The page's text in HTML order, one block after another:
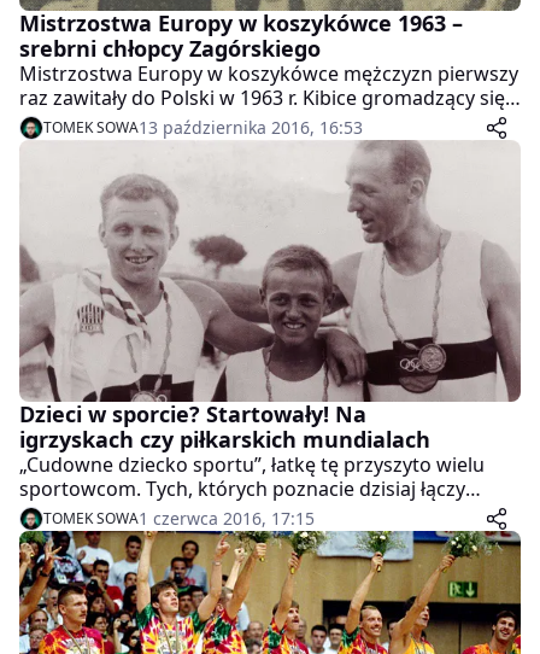
Mistrzostwa Europy w koszykówce 1963 –
srebrni chłopcy Zagórskiego
Mistrzostwa Europy w koszykówce mężczyzn pierwszy
raz zawitały do Polski w 1963 r. Kibice gromadzący się
we wrocławskiej Hali Ludowej, przecierali oczy ze
zdumienia. Ich reprezentanci, kierowani przez Witolda
Zagórskiego, wywalczyli srebrny medal.
TOMEK SOWA13 października 2016, 16:53
Dzieci w sporcie? Startowały! Na
igrzyskach czy piłkarskich mundialach
„Cudowne dziecko sportu”, łatkę tę przyszyto wielu
sportowcom. Tych, których poznacie dzisiaj łączy
jedno: swoje sukcesy odnosili, będąc właśnie dziećmi.
TOMEK SOWA1 czerwca 2016, 17:15